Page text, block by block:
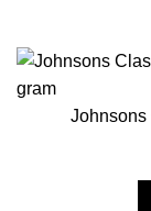
Johnsons